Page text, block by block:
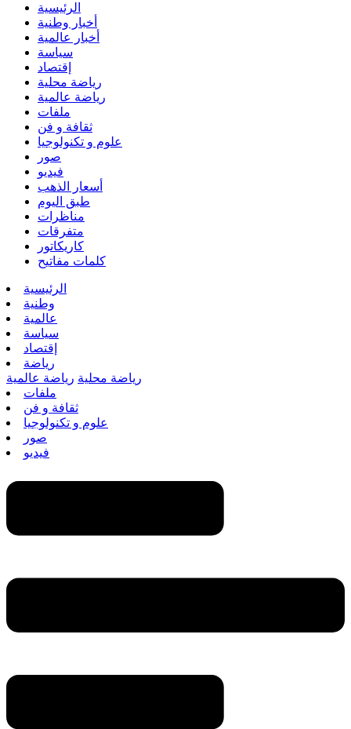
الرئيسية
أخبار وطنية
أخبار عالمية
سياسة
إقتصاد
رياضة محلية
رياضة عالمية
ملفات
ثقافة و فن
علوم و تكنولوجيا
صور
فيديو
أسعار الذهب
طبق اليوم
مناظرات
متفرقات
كاريكاتور
كلمات مفاتيح
الرئيسية
وطنية
عالمية
سياسة
إقتصاد
رياضة
رياضة محلية رياضة عالمية
ملفات
ثقافة و فن
علوم و تكنولوجيا
صور
فيديو